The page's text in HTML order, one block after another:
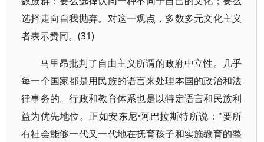
选择走向自我抛弃。对这一观点，多数多元文化主义
者表示赞同。(31)
马里昂批判了自由主义所谓的政府中立性。几乎
每一个国家都是用民族的语言来处理本国的政治和法
律事务的。行政和教育体系也是以特定语言和民族利
益为优先地位。正如安东尼·阿巴拉斯特所说："要所
有社会能够一代又一代地在抚育孩子和实施教育的整